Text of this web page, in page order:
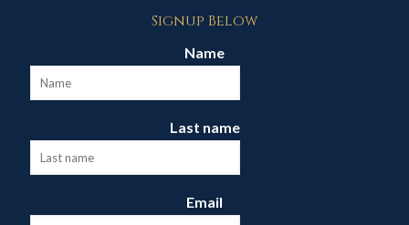
Signup Below
Name
Last name
Email